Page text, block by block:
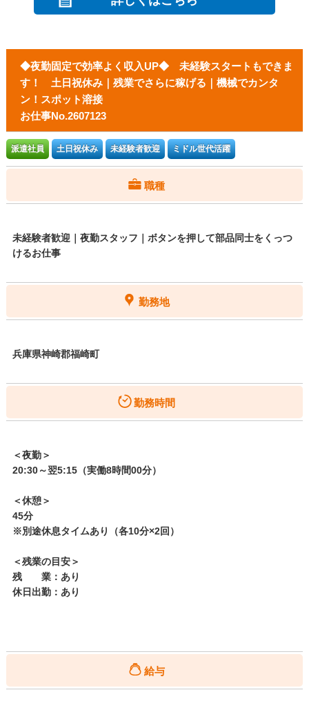
◆夜勤固定で効率よく収入UP◆ 未経験スタートもできま
す！ 土日祝休み｜残業でさらに稼げる｜機械でカンタ
ン！スポット溶接
お仕事No.2607123
派遣社員 土日祝休み 未経験者歓迎 ミドル世代活躍
職種
未経験者歓迎｜夜勤スタッフ｜ボタンを押して部品同士をくっつ
けるお仕事
勤務地
兵庫県神崎郡福崎町
勤務時間
＜夜勤＞
20:30～翌5:15（実働8時間00分）
＜休憩＞
45分
※別途休息タイムあり（各10分×2回）
＜残業の目安＞
残 業：あり
休日出勤：あり
給与